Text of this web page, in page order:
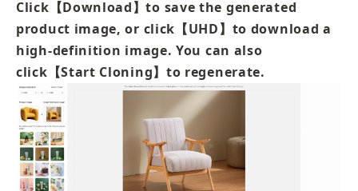
Click【Download】to save the generated
product image, or click【UHD】to download a
high-definition image. You can also
click【Start Cloning】to regenerate.